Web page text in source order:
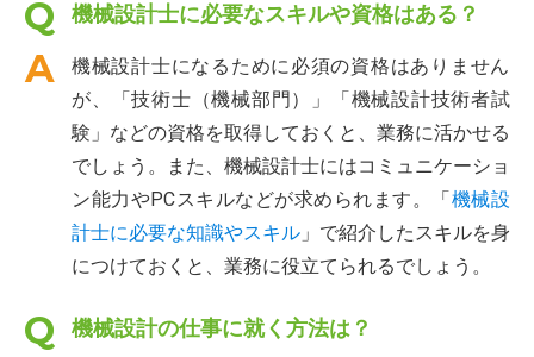
機械設計士に必要なスキルや資格はある？
機械設計士になるために必須の資格はありません
が、「技術士（機械部門）」「機械設計技術者試
験」などの資格を取得しておくと、業務に活かせる
でしょう。また、機械設計士にはコミュニケーショ
ン能力やPCスキルなどが求められます。「機械設
計士に必要な知識やスキル 」で紹介したスキルを身
につけておくと、業務に役立てられるでしょう。
機械設計の仕事に就く方法は？